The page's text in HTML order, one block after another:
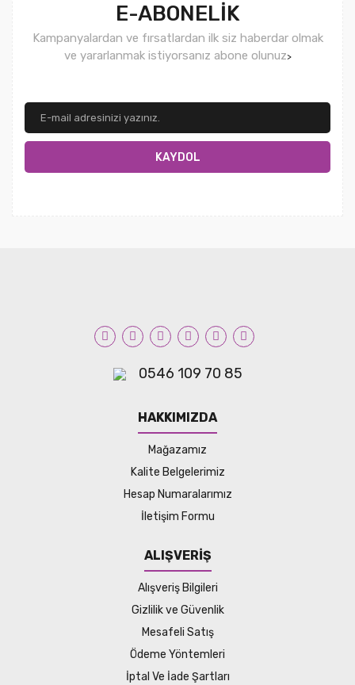
E-ABONELİK
Kampanyalardan ve fırsatlardan ilk siz haberdar olmak
ve yararlanmak istiyorsanız abone olunuz>
KAYDOL
0546 109 70 85
HAKKIMIZDA
Mağazamız
Kalite Belgelerimiz
Hesap Numaralarımız
İletişim Formu
ALIŞVERİŞ
Alışveriş Bilgileri
Gizlilik ve Güvenlik
Mesafeli Satış
Ödeme Yöntemleri
İptal Ve İade Şartları